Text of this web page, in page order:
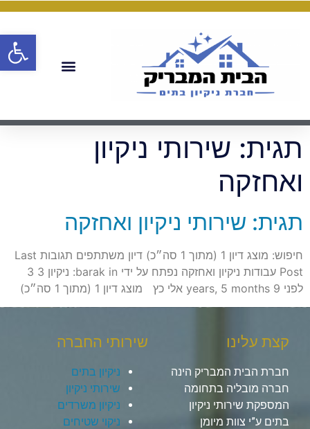
תגית: שירותי ניקיון
ואחזקה
תגית: שירותי ניקיון ואחזקה
חיפוש: מוצג דיון 1 (מתוך 1 סה״כ) דיון משתתפים תגובות Last
Post עבודות ניקיון ואחזקה נפתח על ידי barak in: ניקיון 3 3
לפני 9 years, 5 months אלי כץ מוצג דיון 1 (מתוך 1 סה״כ)
קצת עלינו
חברת הבית המבריק הינה
חברה מובליה בתחומה
המספקת שירותי ניקיון
בתים ע”י צוות מיומן
שירותי החברה
ניקיון בתים
שירותי ניקיון
ניקיון משרדים
ניקוי שטיחים